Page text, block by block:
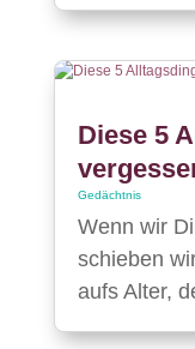
Diese 5
Gedächtnis
Wenn wir
schieben
aufs Alter,